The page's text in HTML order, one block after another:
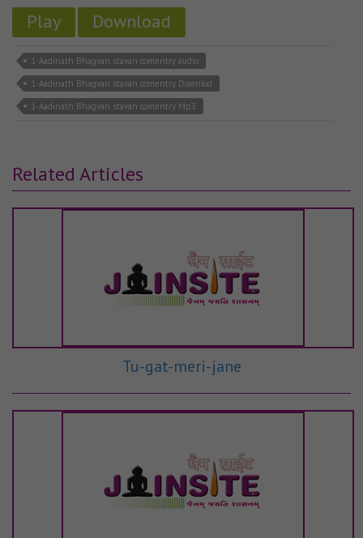
Play Download
1-Aadinath Bhagvan stavan comentry audio
1-Aadinath Bhagvan stavan comentry Downlod
1-Aadinath Bhagvan stavan comentry Mp3
Related Articles
Tu-gat-meri-jane